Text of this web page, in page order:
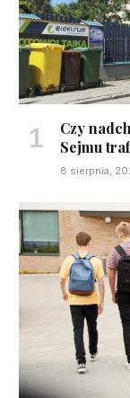
Czy
Sejmu
8 sierpnia,